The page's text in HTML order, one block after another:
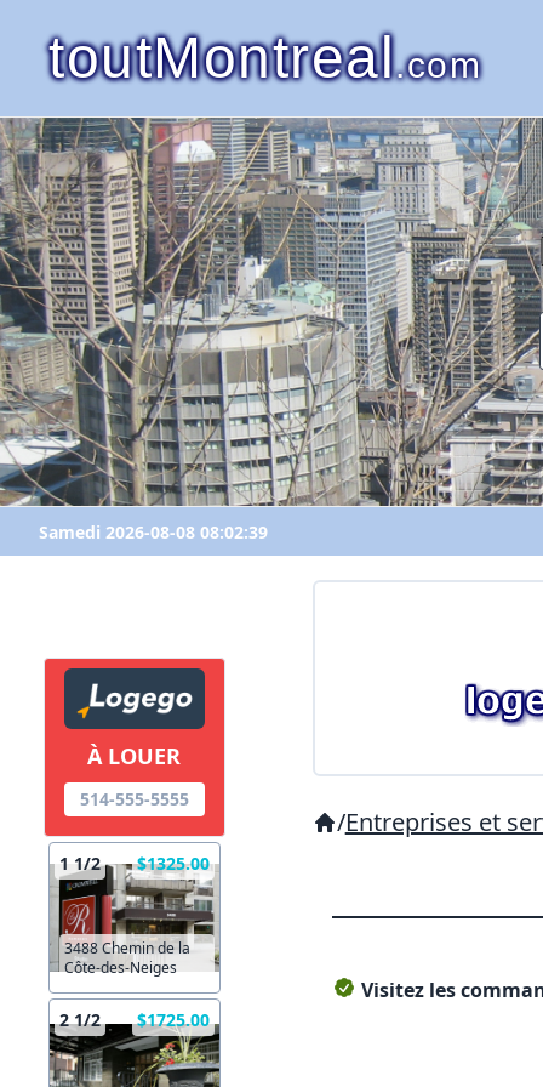
toutMontreal.com
Samedi 2026-08-08 08:02:39
À LOUER
514-555-5555
1 1/2 $1325.00
3488 Chemin de la
Côte-des-Neiges
2 1/2 $1725.00
/Entreprises et
Visitez les